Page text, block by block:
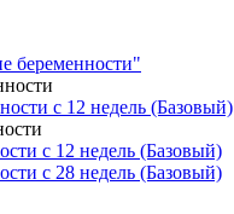
беременности"
с 12 недель (Базовый)
с 12 недель (Базовый)
с 28 недель (Базовый)